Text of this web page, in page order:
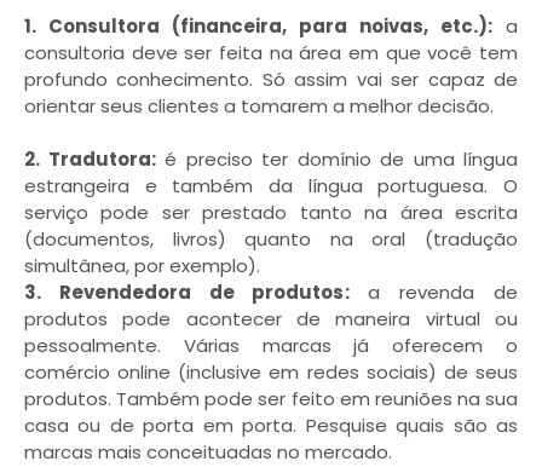
1. Consultora (financeira, para noivas, etc.): a
consultoria deve ser feita na área em que você tem
profundo conhecimento. Só assim vai ser capaz de
orientar seus clientes a tomarem a melhor decisão.
2. Tradutora:é preciso ter domínio de uma língua
estrangeira e também da língua portuguesa. O
serviço pode ser prestado tanto na área escrita
(documentos, livros) quanto na oral (tradução
simultânea, por exemplo).
3. Revendedora de produtos:a revenda de
produtos pode acontecer de maneira virtual ou
pessoalmente. Várias marcas já oferecem o
comércio online (inclusive em redes sociais) de seus
produtos. Também pode ser feito em reuniões na sua
casa ou de porta em porta. Pesquise quais são as
marcas mais conceituadas no mercado.